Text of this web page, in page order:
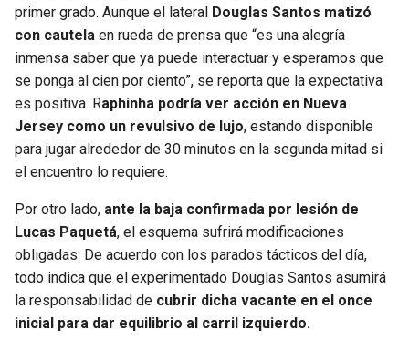
primer grado. Aunque el lateral Douglas Santos matizó
con cautela en rueda de prensa que “es una alegría
inmensa saber que ya puede interactuar y esperamos que
se ponga al cien por ciento”, se reporta que la expectativa
es positiva. Raphinha podría ver acción en Nueva
Jersey como un revulsivo de lujo, estando disponible
para jugar alrededor de 30 minutos en la segunda mitad si
el encuentro lo requiere.
Por otro lado, ante la baja confirmada por lesión de
Lucas Paquetá, el esquema sufrirá modificaciones
obligadas. De acuerdo con los parados tácticos del día,
todo indica que el experimentado Douglas Santos asumirá
la responsabilidad de cubrir dicha vacante en el once
inicial para dar equilibrio al carril izquierdo.